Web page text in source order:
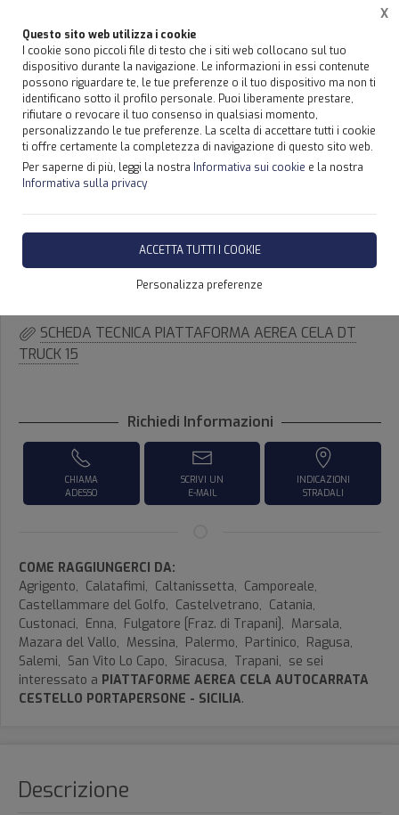
Questo sito web utilizza i cookie
I cookie sono piccoli file di testo che i siti web collocano sul tuo
dispositivo durante la navigazione. Le informazioni in essi contenute
possono riguardare te, le tue preferenze o il tuo dispositivo ma non ti
identificano sotto il profilo personale. Puoi liberamente prestare,
rifiutare o revocare il tuo consenso in qualsiasi momento,
personalizzando le tue preferenze. La scelta di accettare tutti i cookie
ti offre certamente la completezza di navigazione di questo sito web.
Per saperne di più, leggi la nostra Informativa sui cookie e la nostra
Informativa sulla privacy
ACCETTA TUTTI I COOKIE
Personalizza preferenze
X
Home Prodotti PIATTAFORME AEREA CELA AUTOCARRATA CESTELLO PORTAPERSONE -
PIATTAFORMA AEREA CELA,
CESTELLO DT TRUCK 15 - SICILIA
CELA DT TRUCK 15
DISPONIBILITÀ IMMEDIATA
SCHEDA TECNICA PIATTAFORMA AEREA CELA DT
TRUCK 15
Richiedi Informazioni
CHIAMA
ADESSO
SCRIVI UN
E-MAIL
INDICAZIONI
STRADALI
COME RAGGIUNGERCI DA:
Agrigento, Calatafimi, Caltanissetta, Camporeale,
Castellammare del Golfo, Castelvetrano, Catania,
Custonaci, Enna, Fulgatore [Fraz. di Trapani], Marsala,
Mazara del Vallo, Messina, Palermo, Partinico, Ragusa,
Salemi, San Vito Lo Capo, Siracusa, Trapani, se sei
interessato a PIATTAFORME AEREA CELA AUTOCARRATA
CESTELLO PORTAPERSONE - SICILIA.
Descrizione